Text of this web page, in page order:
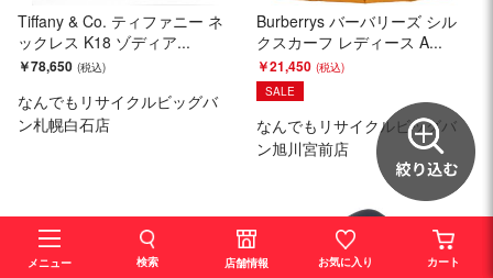
Tiffany & Co. ティファニー ネ
ックレス K18 ゾディア...
￥78,650
なんでもリサイクルビッグバ
ン札幌白石店
Burberrys バーバリーズ シル
クスカーフ レディース A...
￥21,450
SALE
なんでもリサイクルビッグバ
ン旭川宮前店
メニュー 検索 店舗情報 お気に入り カート